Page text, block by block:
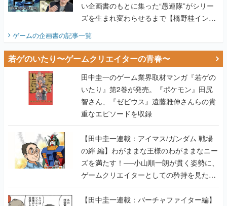
い企画書のもとに集った“愚連隊”がシリー
ズを生まれ変わらせるまで【橋野桂インタ
ビュー】
ゲームの企画書の記事一覧
若ゲのいたり〜ゲームクリエイターの青春〜
田中圭一のゲーム業界取材マンガ『若ゲの
いたり』第2巻が発売。『ポケモン』田尻
智さん、『ゼビウス』遠藤雅伸さんらの貴
重なエピソードを収録
【田中圭一連載：アイマス/ガンダム 戦場
の絆 編】わがままな王様のわがままなニー
ズを満たす！──小山順一朗が貫く姿勢に、
ゲームクリエイターとしての矜持を見た
【若ゲのいたり最終回】
【田中圭一連載：バーチャファイター編】